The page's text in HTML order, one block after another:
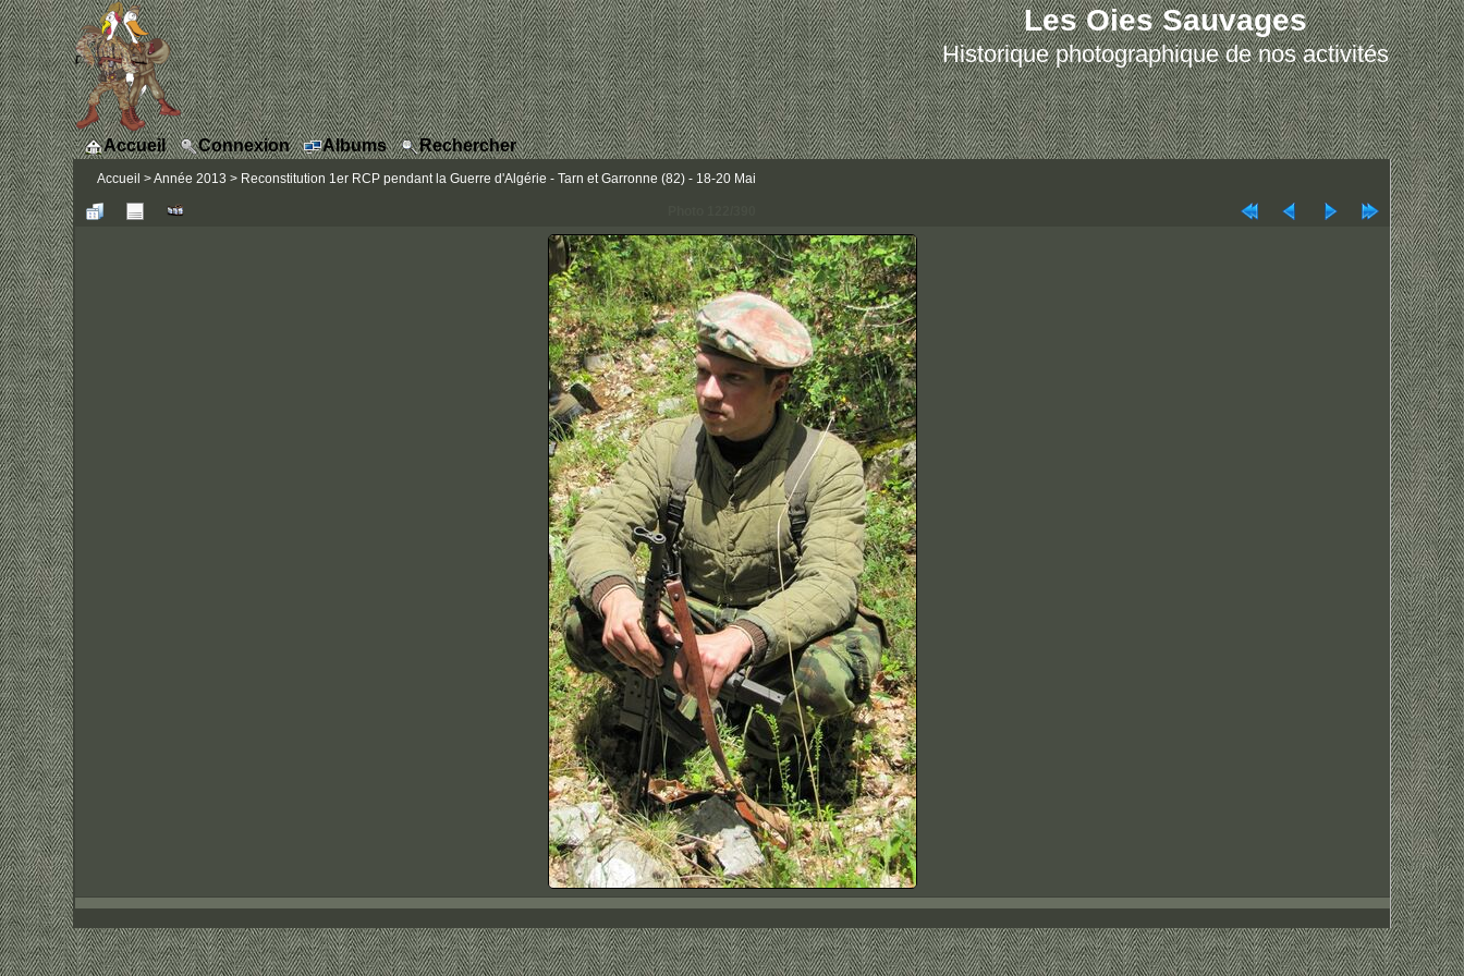
Les Oies Sauvages
Historique photographique de nos activités
Accueil Connexion Albums Rechercher
Accueil >Année 2013 > Reconstitution 1er RCP pendant la Guerre d'Algérie - Tarn et Garronne (82) - 18-20 Mai